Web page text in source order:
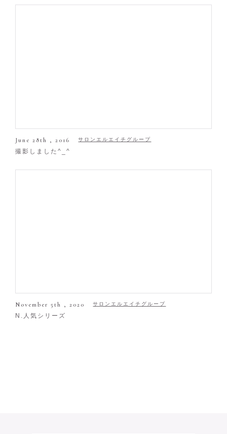
June 28th , 2016 サロンエルエイチグループ
撮影しました^_^
November 5th , 2020 サロンエルエイチグループ
N.人気シリーズ